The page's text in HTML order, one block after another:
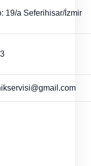
19/a Seferihisar/İzmir